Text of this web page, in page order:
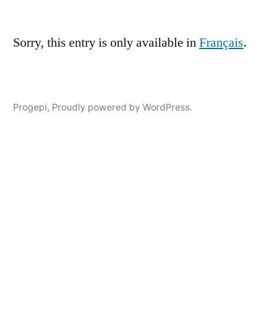
Sorry, this entry is only available inFrançais.
Progepi, Proudly powered by WordPress.